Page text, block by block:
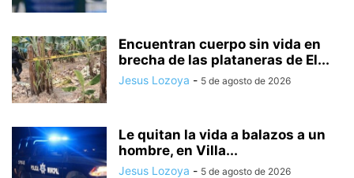
Encuentran cuerpo sin vida en
brecha de las plataneras de El...
Jesus Lozoya - 5 de agosto de 2026
Le quitan la vida a balazos a un
hombre, en Villa...
Jesus Lozoya - 5 de agosto de 2026